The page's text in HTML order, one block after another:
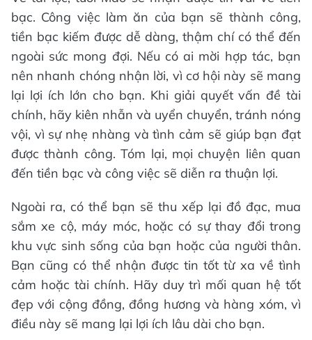
bạc. Công việc làm ăn của bạn sẽ thành công,
tiền bạc kiếm được dễ dàng, thậm chí có thể đến
ngoài sức mong đợi. Nếu có ai mời hợp tác, bạn
nên nhanh chóng nhận lời, vì cơ hội này sẽ mang
lại lợi ích lớn cho bạn. Khi giải quyết vấn đề tài
chính, hãy kiên nhẫn và uyển chuyển, tránh nóng
vội, vì sự nhẹ nhàng và tình cảm sẽ giúp bạn đạt
được thành công. Tóm lại, mọi chuyện liên quan
đến tiền bạc và công việc sẽ diễn ra thuận lợi.
Ngoài ra, có thể bạn sẽ thu xếp lại đồ đạc, mua
sắm xe cộ, máy móc, hoặc có sự thay đổi trong
khu vực sinh sống của bạn hoặc của người thân.
Bạn cũng có thể nhận được tin tốt từ xa về tình
cảm hoặc tài chính. Hãy duy trì mối quan hệ tốt
đẹp với cộng đồng, đồng hương và hàng xóm, vì
điều này sẽ mang lại lợi ích lâu dài cho bạn.